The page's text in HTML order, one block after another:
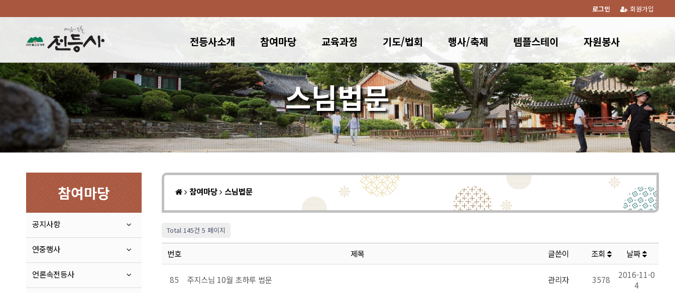
회원가입
로그인
전등사소개 참여마당 교육과정 기도/법회 행사/축제 템플스테이 자원봉사
스님법문
참여마당
공지사항
연중행사
언론속전등사
참여마당 스님법문
Total 145건 5 페이지
번호 제목 글쓴이 조회 날짜
85 주지스님 10월 초하루 법문 관리자 3578
2016-11-0
4